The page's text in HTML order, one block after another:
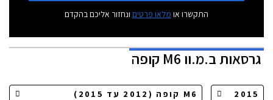
התקשרו או מלאו פרטים ונחזור אליכם בהקדם
גרסאותב.מ.וו M6 קופה